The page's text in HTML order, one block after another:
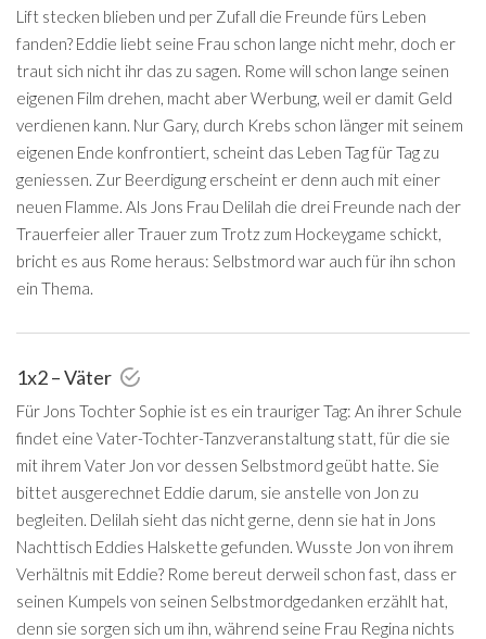
Lift stecken blieben und per Zufall die Freunde fürs Leben
fanden? Eddie liebt seine Frau schon lange nicht mehr, doch er
traut sich nicht ihr das zu sagen. Rome will schon lange seinen
eigenen Film drehen, macht aber Werbung, weil er damit Geld
verdienen kann. Nur Gary, durch Krebs schon länger mit seinem
eigenen Ende konfrontiert, scheint das Leben Tag für Tag zu
geniessen. Zur Beerdigung erscheint er denn auch mit einer
neuen Flamme. Als Jons Frau Delilah die drei Freunde nach der
Trauerfeier aller Trauer zum Trotz zum Hockeygame schickt,
bricht es aus Rome heraus: Selbstmord war auch für ihn schon
ein Thema.
1x2 – Väter
Für Jons Tochter Sophie ist es ein trauriger Tag: An ihrer Schule
findet eine Vater-Tochter-Tanzveranstaltung statt, für die sie
mit ihrem Vater Jon vor dessen Selbstmord geübt hatte. Sie
bittet ausgerechnet Eddie darum, sie anstelle von Jon zu
begleiten. Delilah sieht das nicht gerne, denn sie hat in Jons
Nachttisch Eddies Halskette gefunden. Wusste Jon von ihrem
Verhältnis mit Eddie? Rome bereut derweil schon fast, dass er
seinen Kumpels von seinen Selbstmordgedanken erzählt hat,
denn sie sorgen sich um ihn, während seine Frau Regina nichts